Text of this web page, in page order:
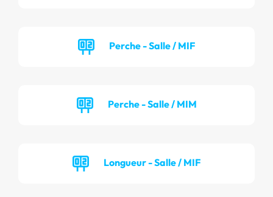
Perche - Salle / MIF
Perche - Salle / MIM
Longueur - Salle / MIF